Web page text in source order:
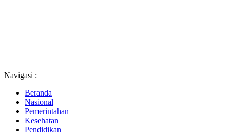
Navigasi :
Beranda
Nasional
Pemerintahan
Kesehatan
Pendidikan